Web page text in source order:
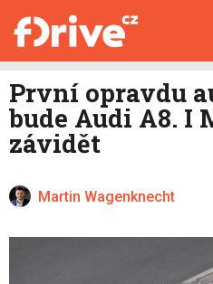
KATALOG
MAPA STANIC
DALŠÍ
HYBRIDY
E-MOTORSPORT
OSTATNÍ
Facebook
První opravdu
bude Audi A8. I
závidět
Martin Wagenknecht